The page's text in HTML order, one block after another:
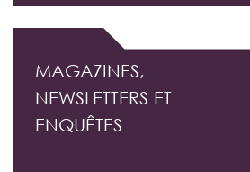
MAGAZINES,
NEWSLETTERS ET
ENQUÊTES